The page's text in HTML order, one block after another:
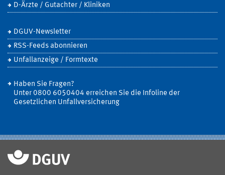
D-Ärzte / Gutachter / Kliniken
DGUV-Newsletter
RSS-Feeds abonnieren
Unfallanzeige / Formtexte
Haben Sie Fragen?
Unter 0800 6050404 erreichen Sie die Infoline der
Gesetzlichen Unfallversicherung